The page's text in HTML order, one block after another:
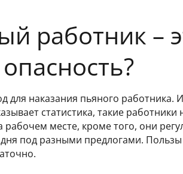
работник –
для наказания пьяного работника.
статистика, такие
рабочем месте, кроме того, они
под разными предлогами. Пользы